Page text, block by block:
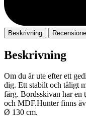
Beskrivning
Beskrivning
Om du är ute efter ett
dig. Ett stabilt och tåligt
färg. Bordsskivan har en
och MDF.Hunter finns
Ø 130 cm.